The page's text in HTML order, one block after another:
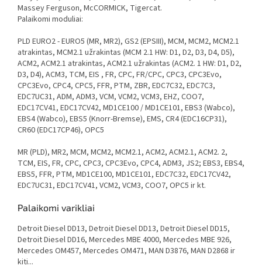
Massey Ferguson, McCORMICK, Tigercat.
Palaikomi moduliai:
PLD EURO2 - EURO5 (MR, MR2), GS2 (EPSIII), MCM, MCM2, MCM2.1
atrakintas, MCM2.1 užrakintas (MCM 2.1 HW: D1, D2, D3, D4, D5),
ACM2, ACM2.1 atrakintas, ACM2.1 užrakintas (ACM2. 1 HW: D1, D2,
D3, D4), ACM3, TCM, EIS , FR, CPC, FR/CPC, CPC3, CPC3Evo,
CPC3Evo, CPC4, CPC5, FFR, PTM, ZBR, EDC7C32, EDC7C3,
EDC7UC31, ADM, ADM3, VCM, VCM2, VCM3, EHZ, COO7,
EDC17CV41, EDC17CV42, MD1CE100 / MD1CE101, EBS3 (Wabco),
EBS4 (Wabco), EBS5 (Knorr-Bremse), EMS, CR4 (EDC16CP31),
CR60 (EDC17CP46), OPC5
MR (PLD), MR2, MCM, MCM2, MCM2.1, ACM2, ACM2.1, ACM2. 2,
TCM, EIS, FR, CPC, CPC3, CPC3Evo, CPC4, ADM3, JS2; EBS3, EBS4,
EBS5, FFR, PTM, MD1CE100, MD1CE101, EDC7C32, EDC17CV42,
EDC7UC31, EDC17CV41, VCM2, VCM3, COO7, OPC5 ir kt.
Palaikomi varikliai
Detroit Diesel DD13, Detroit Diesel DD13, Detroit Diesel DD15,
Detroit Diesel DD16, Mercedes MBE 4000, Mercedes MBE 926,
Mercedes OM457, Mercedes OM471, MAN D3876, MAN D2868 ir
kiti...